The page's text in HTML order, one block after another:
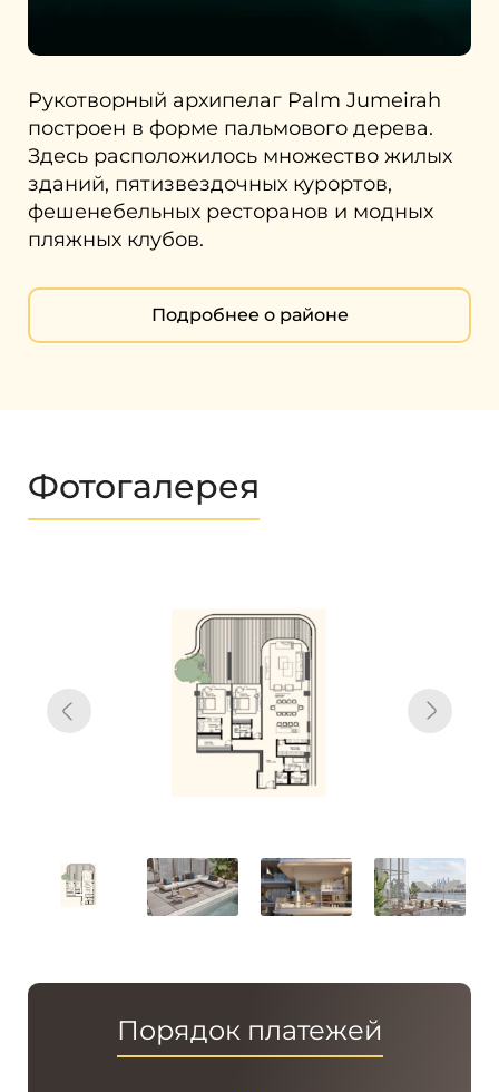
Рукотворный архипелаг Palm Jumeirah
построен в форме пальмового дерева.
Здесь расположилось множество жилых
зданий, пятизвездочных курортов,
фешенебельных ресторанов и модных
пляжных клубов.
Подробнее о районе
Фотогалерея
Порядок платежей